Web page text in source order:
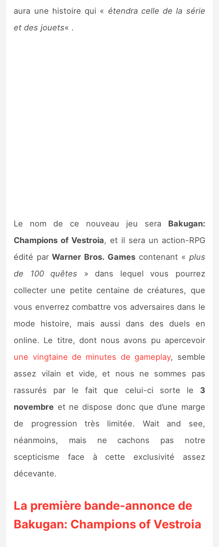
aura une histoire qui « étendra celle de la série
et des jouets« .
Le nom de ce nouveau jeu sera Bakugan:
Champions of Vestroia, et il sera un action-RPG
édité par Warner Bros. Gamescontenant « plus
de 100 quêtes » dans lequel vous pourrez
collecter une petite centaine de créatures, que
vous enverrez combattre vos adversaires dans le
mode histoire, mais aussi dans des duels en
online. Le titre, dont nous avons pu apercevoir
une vingtaine de minutes de gameplay, semble
assez vilain et vide, et nous ne sommes pas
rassurés par le fait que celui-ci sorte le 3
novembre et ne dispose donc que d’une marge
de progression très limitée. Wait and see,
néanmoins, mais ne cachons pas notre
scepticisme face à cette exclusivité assez
décevante.
La première bande-annonce de
Bakugan: Champions of Vestroia